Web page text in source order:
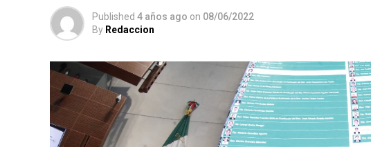
Published 4 años ago on 08/06/2022
By Redaccion